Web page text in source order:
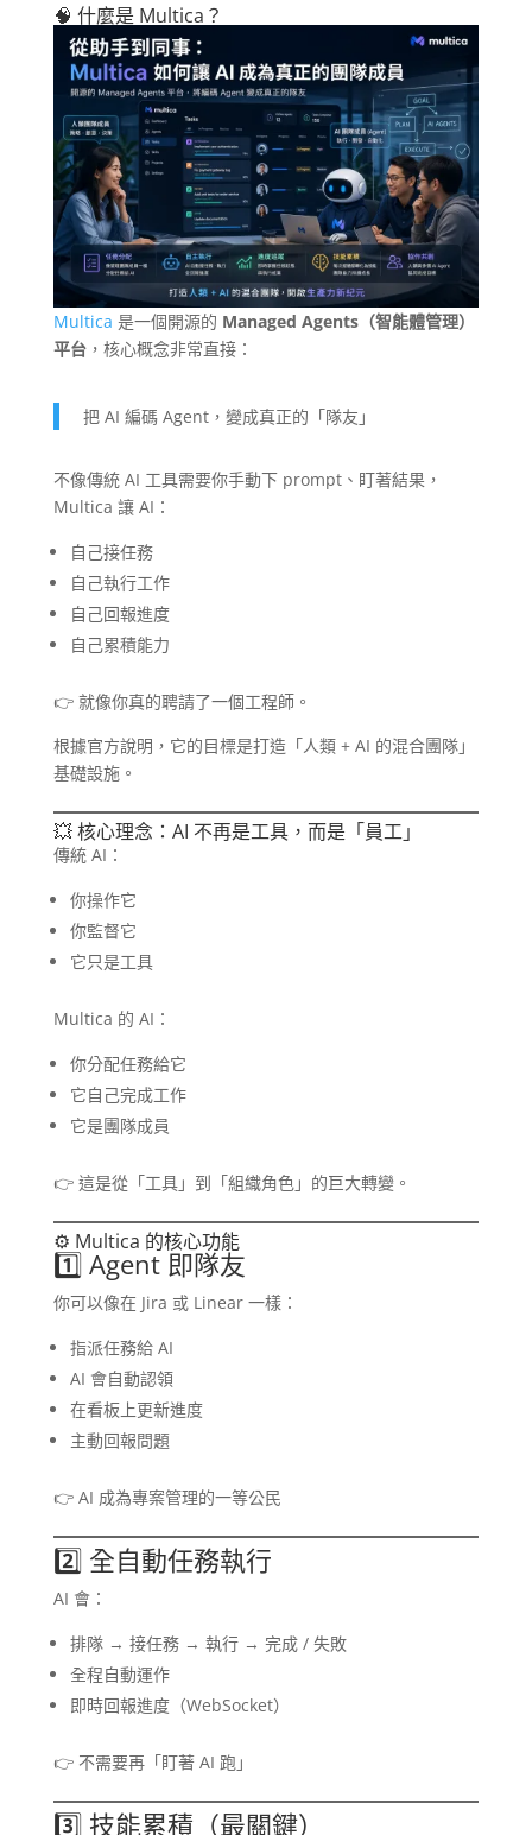
🧠 什麼是 Multica？
Multica 是一個開源的 Managed Agents（智能體管理）
平台，核心概念非常直接：
把 AI 編碼 Agent，變成真正的「隊友」
不像傳統 AI 工具需要你手動下 prompt、盯著結果，
Multica 讓 AI：
自己接任務
自己執行工作
自己回報進度
自己累積能力
👉 就像你真的聘請了一個工程師。
根據官方說明，它的目標是打造「人類 + AI 的混合團隊」
基礎設施。
💥 核心理念：AI 不再是工具，而是「員工」
傳統 AI：
你操作它
你監督它
它只是工具
Multica 的 AI：
你分配任務給它
它自己完成工作
它是團隊成員
👉 這是從「工具」到「組織角色」的巨大轉變。
⚙️ Multica 的核心功能
1️⃣ Agent 即隊友
你可以像在 Jira 或 Linear 一樣：
指派任務給 AI
AI 會自動認領
在看板上更新進度
主動回報問題
👉 AI 成為專案管理的一等公民
2️⃣ 全自動任務執行
AI 會：
排隊 → 接任務 → 執行 → 完成 / 失敗
全程自動運作
即時回報進度（WebSocket）
👉 不需要再「盯著 AI 跑」
3️⃣ 技能累積（最關鍵）